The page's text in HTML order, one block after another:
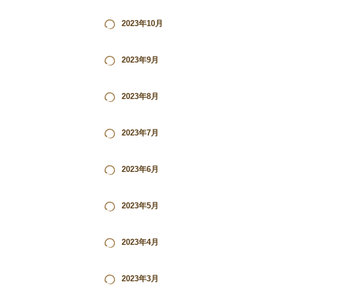
2023年10月
2023年9月
2023年8月
2023年7月
2023年6月
2023年5月
2023年4月
2023年3月